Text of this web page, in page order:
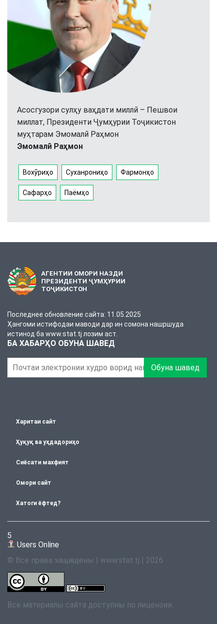
Асосгузори сулҳу ваҳдати миллӣ – Пешвои
миллат, Президенти Ҷумҳурии Тоҷикистон
муҳтарам Эмомалӣ Раҳмон
Эмомалӣ Раҳмон
Вохӯриҳо Суханрониҳо Фармонҳо
Сафарҳо Паёмҳо
АГЕНТИИ ОМОРИ НАЗДИ
ПРЕЗИДЕНТИ ҶУМҲУРИИ
ТОҶИКИСТОН
Последнее обновление сайта: 11.05.2025
Ҳангоми истифодаи маводи дар ин сомона нашршуда
истинод ба www.stat.tj лозим аст.
БА ХАБАРҲО ОБУНА ШАВЕД
Обуна шавед
Харитаи сайт
Ҳуқуқ ва уҳдадориҳо
Сиёсати махфият
Омори сайт
Хатоги ёфтед?
5
Users Online
© Все права защищены | www.stat.tj | 2026
Все материалы сайта доступны по лицензии: